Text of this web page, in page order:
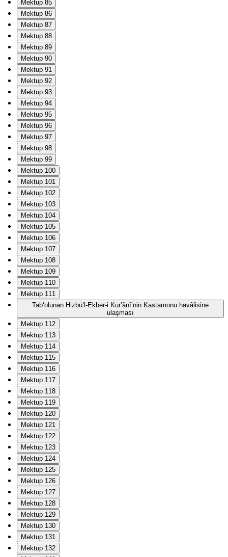
Mektup 85
Mektup 86
Mektup 87
Mektup 88
Mektup 89
Mektup 90
Mektup 91
Mektup 92
Mektup 93
Mektup 94
Mektup 95
Mektup 96
Mektup 97
Mektup 98
Mektup 99
Mektup 100
Mektup 101
Mektup 102
Mektup 103
Mektup 104
Mektup 105
Mektup 106
Mektup 107
Mektup 108
Mektup 109
Mektup 110
Mektup 111
Tab‘olunan Hizbü’l-Ekber-i Kur’ânî’nin Kastamonu havâlisine
ulaşması
Mektup 112
Mektup 113
Mektup 114
Mektup 115
Mektup 116
Mektup 117
Mektup 118
Mektup 119
Mektup 120
Mektup 121
Mektup 122
Mektup 123
Mektup 124
Mektup 125
Mektup 126
Mektup 127
Mektup 128
Mektup 129
Mektup 130
Mektup 131
Mektup 132